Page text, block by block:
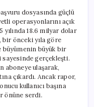
dosyasında güçlü
operasyonlarını açık
18.6 milyar dolar
önceki yıla göre
büyümenin büyük bir
gerçekleşti.
aboneye ulaşarak,
çıkardı. Ancak rapor,
kullanıcı başına
önüne serdi.